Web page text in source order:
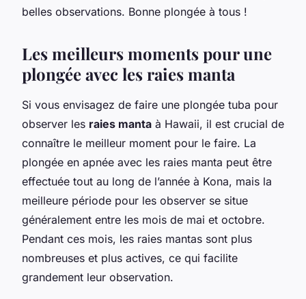
belles observations. Bonne plongée à tous !
Les meilleurs moments pour une
plongée avec les raies manta
Si vous envisagez de faire une plongée tuba pour
observer les raies manta à Hawaii, il est crucial de
connaître le meilleur moment pour le faire. La
plongée en apnée avec les raies manta peut être
effectuée tout au long de l’année à Kona, mais la
meilleure période pour les observer se situe
généralement entre les mois de mai et octobre.
Pendant ces mois, les raies mantas sont plus
nombreuses et plus actives, ce qui facilite
grandement leur observation.